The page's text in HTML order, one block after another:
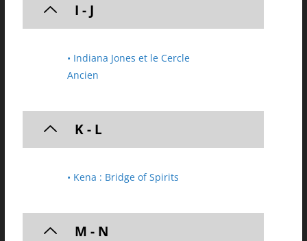
I - J
• Indiana Jones et le Cercle
Ancien
K - L
• Kena : Bridge of Spirits
M - N